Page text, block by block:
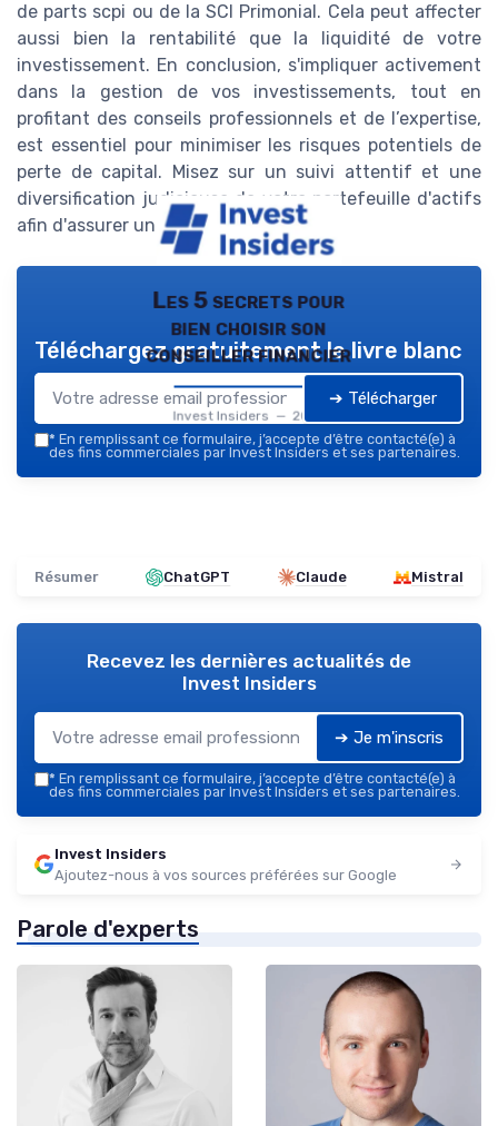
de parts scpi ou de la SCI Primonial. Cela peut affecter
aussi bien la rentabilité que la liquidité de votre
investissement. En conclusion, s'impliquer activement
dans la gestion de vos investissements, tout en
profitant des conseils professionnels et de l’expertise,
est essentiel pour minimiser les risques potentiels de
perte de capital. Misez sur un suivi attentif et une
diversification judicieuse de votre portefeuille d'actifs
afin d'assurer une gestion optimale.
Les 5 secrets pour
bien choisir son
conseiller financier
Invest Insiders — 2026
Téléchargez gratuitement le livre blanc
➔ Télécharger
* En remplissant ce formulaire, j’accepte d’être contacté(e) à
des fins commerciales par Invest Insiders et ses partenaires.
Résumer ChatGPT Claude Mistral
Recevez les dernières actualités de
Invest Insiders
➔ Je m'inscris
* En remplissant ce formulaire, j’accepte d’être contacté(e) à
des fins commerciales par Invest Insiders et ses partenaires.
Invest Insiders
Ajoutez-nous à vos sources préférées sur Google
Parole d'experts